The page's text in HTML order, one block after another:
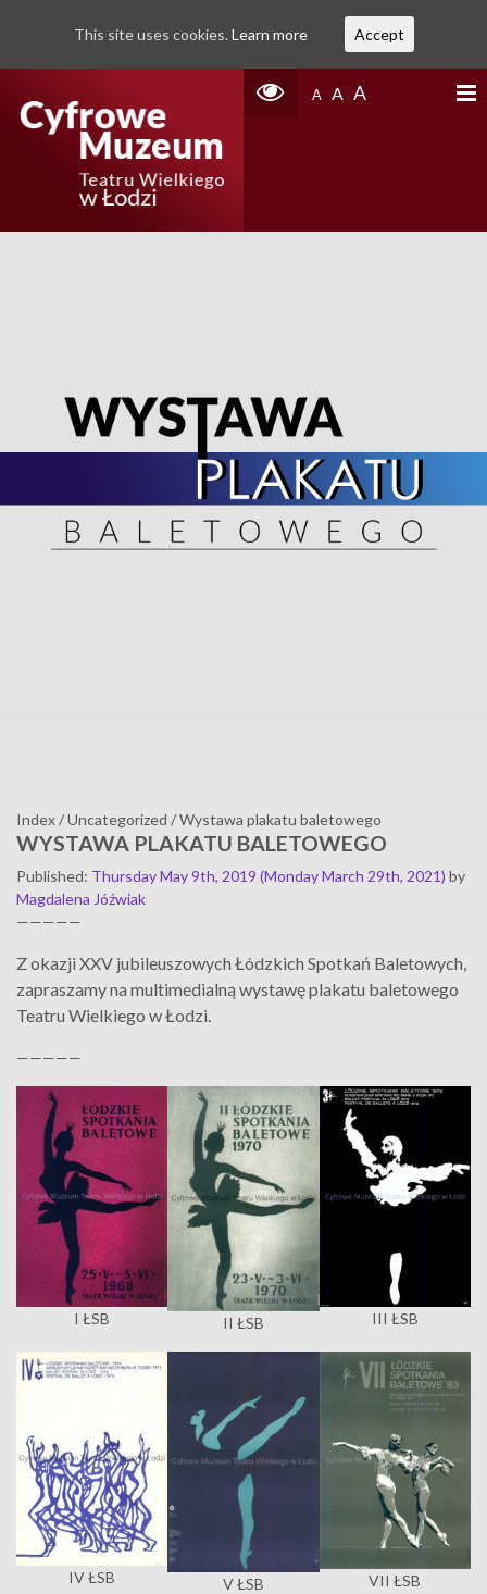
A A A
Index/Uncategorized /Wystawa plakatu baletowego
WYSTAWA PLAKATU BALETOWEGO
Published: Thursday May 9th, 2019 (Monday March 29th, 2021) by
Magdalena Jóźwiak
—————
Z okazji XXV jubileuszowych Łódzkich Spotkań Baletowych,
zapraszamy na multimedialną wystawę plakatu baletowego
Teatru Wielkiego w Łodzi.
—————
I ŁSB II ŁSB III ŁSB
IV ŁSB V ŁSB VII ŁSB
This site uses cookies. Learn more Accept